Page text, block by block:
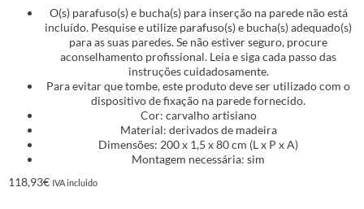
O(s) parafuso(s) e bucha(s) para inserção na parede não está
incluído. Pesquise e utilize parafuso(s) e bucha(s) adequado(s)
para as suas paredes. Se não estiver seguro, procure
aconselhamento profissional. Leia e siga cada passo das
instruções cuidadosamente.
Para evitar que tombe, este produto deve ser utilizado com o
dispositivo de fixação na parede fornecido.
Cor: carvalho artisiano
Material: derivados de madeira
Dimensões: 200 x 1,5 x 80 cm (L x P x A)
Montagem necessária: sim
118,93€ IVA incluido